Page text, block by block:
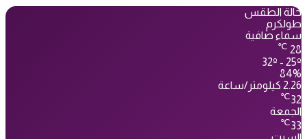
حالة الطقس
طولكرم
سماء صافية
28
℃
32º - 25º
84%
2.26 كيلومتر/ساعة
32
℃
الجمعة
33
℃